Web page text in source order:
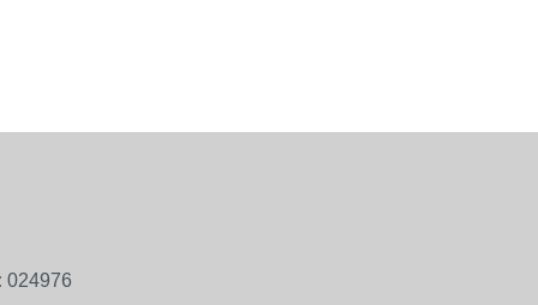
024976